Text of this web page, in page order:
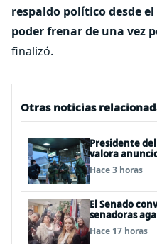
respaldo político desde
poder frenar de una vez
finalizó.
Otras noticias
Presidente
valora
advierte
secreto
Hace 3 horas
El Senado
senadoras
Hace 17 horas